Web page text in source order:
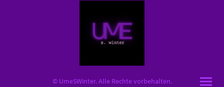
© UmeSWinter. Alle Rechte vorbehalten.